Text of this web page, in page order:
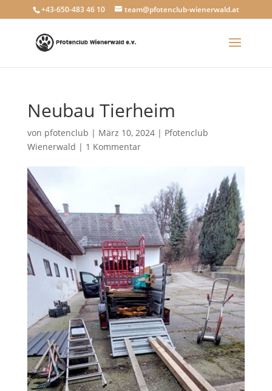
+43-650-483 46 10 team@pfotenclub-wienerwald.at
Neubau Tierheim
von pfotenclub | März 10, 2024| Pfotenclub
Wienerwald | 1 Kommentar